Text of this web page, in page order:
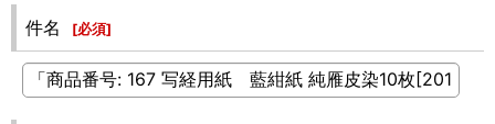
件名 [必須]